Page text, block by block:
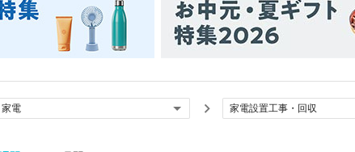
家電 家電設置工事・回収